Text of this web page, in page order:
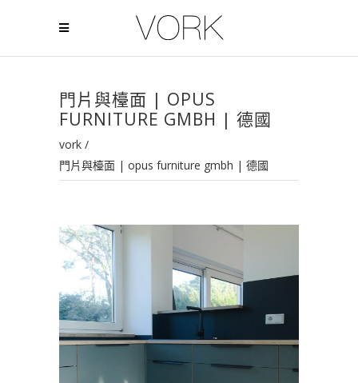
門片與檯面 | OPUS
FURNITURE GMBH | 德國
vork /
門片與檯面 | opus furniture gmbh | 德國